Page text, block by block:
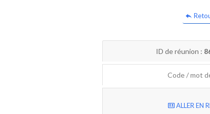
ID de réunion :
Code / mot
ALLER EN